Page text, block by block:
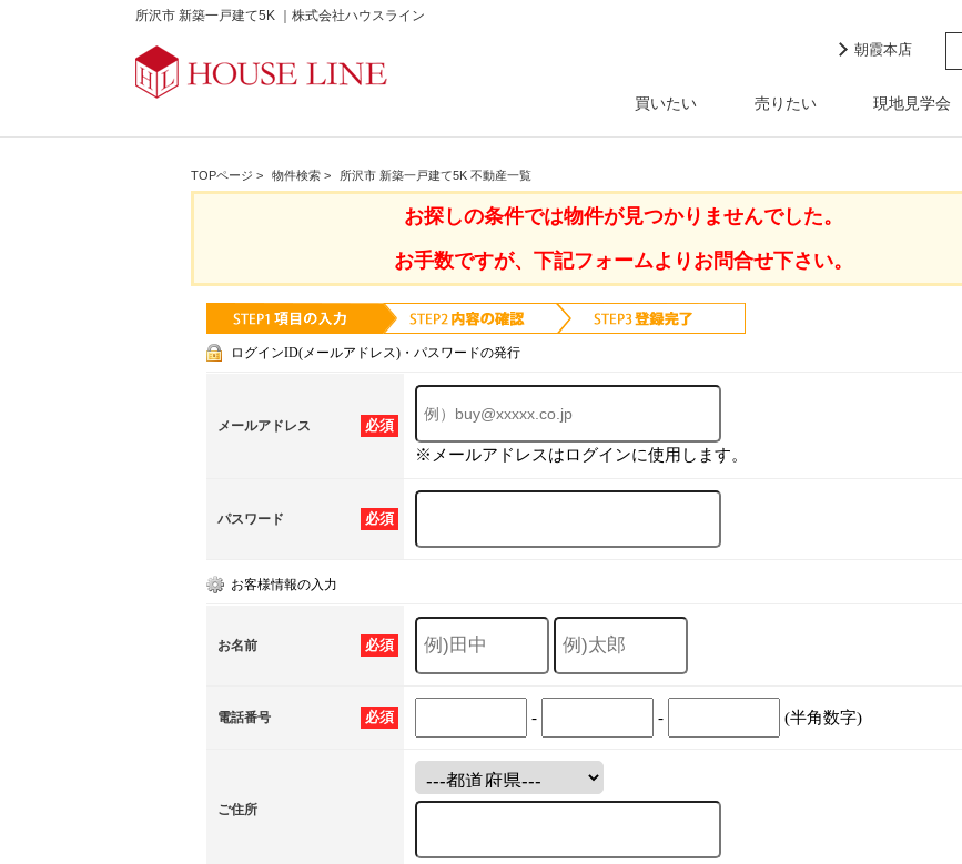
所沢市 新築一戸建て5K ｜株式会社ハウスライン
朝霞本店
買いたい 売りたい 現地見学会
TOPページ > 物件検索 > 所沢市 新築一戸建て5K 不動産一覧
お探しの条件では物件が見つかりませんでした。
お手数ですが、下記フォームよりお問合せ下さい。
ログインID(メールアドレス)・パスワードの発行
必須
メールアドレス
※メールアドレスはログインに使用します。
必須
パスワード
お客様情報の入力
必須
お名前
必須
電話番号 - - (半角数字)
ご住所